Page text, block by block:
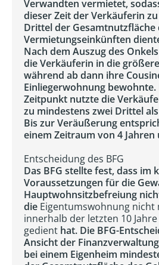
Verwandten vermietet,
dieser Zeit der Verkäuferin
Drittel der Gesamtnutzfläche
Vermietungseinkünften
Nach dem Auszug des
die Verkäuferin in die
während ab dann ihre
Einliegerwohnung bewohnte.
Zeitpunkt nutzte die
zu mindestens zwei Drittel
Bis zur Veräußerung
einem Zeitraum von 4
Entscheidung des BFG
Das BFG stellte fest, dass im
Voraussetzungen für die
Hauptwohnsitzbefreiung
die Eigentumswohnung nicht
innerhalb der letzten 10
gedient hat. Die BFG-
Ansicht der
bei einem Eigenheim